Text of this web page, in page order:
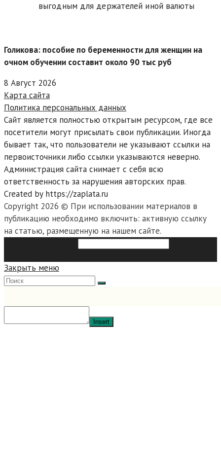
выгодным для держателей иной валюты
Голикова: пособие по беременности для женщин на
очном обучении составит около 90 тыс руб
8 Август 2026
Карта сайта
Политика персональных данных
Сайт является полностью открытым ресурсом, где все
посетители могут присылать свои публикации. Иногда
бывает так, что пользователи не указывают ссылки на
первоисточники либо ссылки указываются неверно.
Администрация сайта снимает с себя всю
ответственность за нарушения авторских прав.
Created by https://zaplata.ru
Copyright 2026 © При использовании материалов в
публикацию необходимо включить: активную ссылку
на статью, размещенную на нашем сайте.
Закрыть меню
Insert